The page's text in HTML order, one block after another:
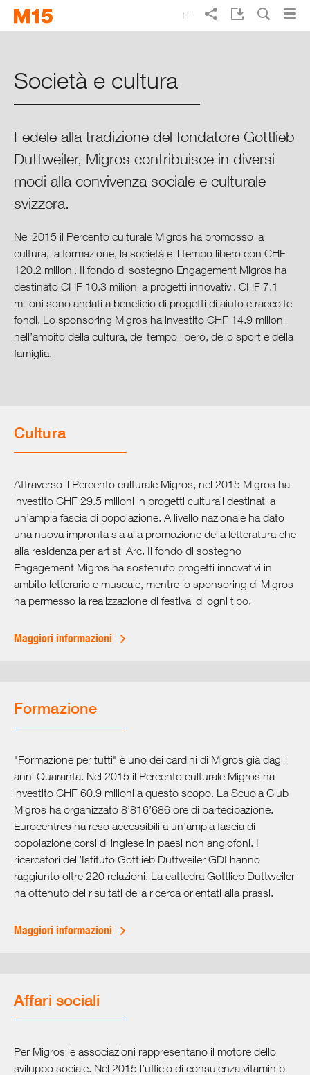
to
to
Punti cruciali del 2015
Rapporto sulla situazione 2015
Collaboratori
Prodotti
Tempo libero
Progetti di aiuto e donazioni
I media di Migros
IT
Società e cultura
Fedele alla tradizione del fondatore Gottlieb
Duttweiler, Migros contribuisce in diversi
modi alla convivenza sociale e culturale
svizzera.
Nel 2015 il Percento culturale Migros ha promosso la
cultura, la formazione, la società e il tempo libero con CHF
120.2 milioni. Il fondo di sostegno Engagement Migros ha
destinato CHF 10.3 milioni a progetti innovativi. CHF 7.1
milioni sono andati a beneficio di progetti di aiuto e raccolte
fondi. Lo sponsoring Migros ha investito CHF 14.9 milioni
nell’ambito della cultura, del tempo libero, dello sport e della
famiglia.
Cultura
Attraverso il Percento culturale Migros, nel 2015 Migros ha
investito CHF 29.5 milioni in progetti culturali destinati a
un’ampia fascia di popolazione. A livello nazionale ha dato
una nuova impronta sia alla promozione della letteratura che
alla residenza per artisti Arc. Il fondo di sostegno
Engagement Migros ha sostenuto progetti innovativi in
ambito letterario e museale, mentre lo sponsoring di Migros
ha permesso la realizzazione di festival di ogni tipo.
Maggiori informazioni
Formazione
"Formazione per tutti" è uno dei cardini di Migros già dagli
anni Quaranta. Nel 2015 il Percento culturale Migros ha
investito CHF 60.9 milioni a questo scopo. La Scuola Club
Migros ha organizzato 8’816’686 ore di partecipazione.
Eurocentres ha reso accessibili a un’ampia fascia di
popolazione corsi di inglese in paesi non anglofoni. I
ricercatori dell’Istituto Gottlieb Duttweiler GDI hanno
raggiunto oltre 220 relazioni. La cattedra Gottlieb Duttweiler
ha ottenuto dei risultati della ricerca orientati alla prassi.
Maggiori informazioni
Affari sociali
Per Migros le associazioni rappresentano il motore dello
sviluppo sociale. Nel 2015 l’ufficio di consulenza vitamin b